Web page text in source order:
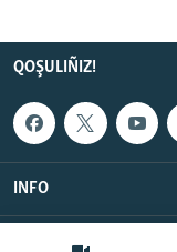
QOŞULIÑIZ!
INFO